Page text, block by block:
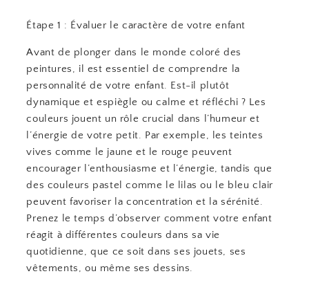
Étape 1 : Évaluer le caractère de votre enfant
Avant de plonger dans le monde coloré des
peintures, il est essentiel de comprendre la
personnalité de votre enfant. Est-il plutôt
dynamique et espiègle ou calme et réfléchi ? Les
couleurs jouent un rôle crucial dans l’humeur et
l’énergie de votre petit. Par exemple, les teintes
vives comme le jaune et le rouge peuvent
encourager l’enthousiasme et l’énergie, tandis que
des couleurs pastel comme le lilas ou le bleu clair
peuvent favoriser la concentration et la sérénité.
Prenez le temps d’observer comment votre enfant
réagit à différentes couleurs dans sa vie
quotidienne, que ce soit dans ses jouets, ses
vêtements, ou même ses dessins.